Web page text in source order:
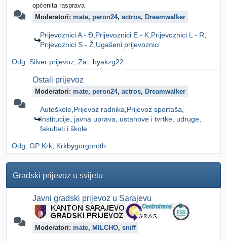
općenita rasprava
Moderatori: mate, peron24, actros, Dreamwalker
Prijevoznici A - Đ Prijevoznici E - K Prijevoznici L - R
Prijevoznici S - Ž Ugašeni prijevoznici
Odg: Silver prijevoz, Za... byakzg22
Ostali prijevoz
Moderatori: mate, peron24, actros, Dreamwalker
Autoškole Prijevoz radnika Prijevoz sportaša
Institucije, javna uprava, ustanove i tvrtke, udruge,
fakulteti i škole
Odg: GP Krk, Krkbygorgoroth
Gradski prijevoz u svijetu
Javni gradski prijevoz u Sarajevu
Moderatori: mate, MILCHO, sniff